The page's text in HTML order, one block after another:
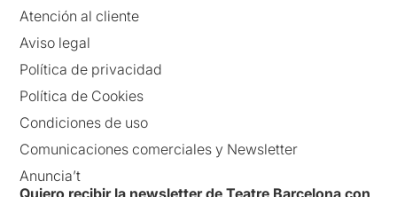
Atención al cliente
Aviso legal
Política de privacidad
Política de Cookies
Condiciones de uso
Comunicaciones comerciales y Newsletter
Anuncia’t